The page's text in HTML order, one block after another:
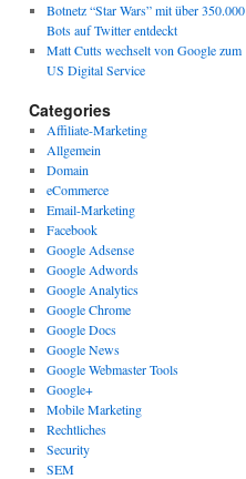
Botnetz “Star Wars” mit über 350.000
Bots auf Twitter entdeckt
Matt Cutts wechselt von Google zum
US Digital Service
Categories
Affiliate-Marketing
Allgemein
Domain
eCommerce
Email-Marketing
Facebook
Google Adsense
Google Adwords
Google Analytics
Google Chrome
Google Docs
Google News
Google Webmaster Tools
Google+
Mobile Marketing
Rechtliches
Security
SEM